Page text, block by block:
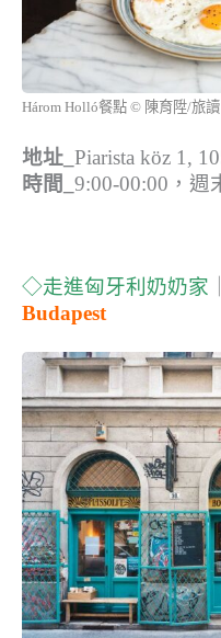
Három Holló餐點 © 陳育陞/旅讀
地址_ Piarista köz 1,
時間_ 9:00-00:00，週
◇走進匈牙利奶奶家
Budapest